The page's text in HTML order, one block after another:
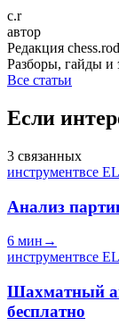
c.r
автор
Редакция
Разборы, гайды и
Все статьи
Если
3 связанных
инструментвсе
Анализ
6 мин →
инструментвсе
Шахматный
бесплатно